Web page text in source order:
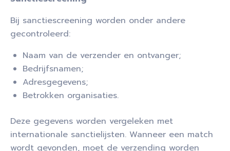
Bij sanctiescreening worden onder andere
gecontroleerd:
Naam van de verzender en ontvanger;
Bedrijfsnamen;
Adresgegevens;
Betrokken organisaties.
Deze gegevens worden vergeleken met
internationale sanctielijsten. Wanneer een match
wordt gevonden, moet de verzending worden